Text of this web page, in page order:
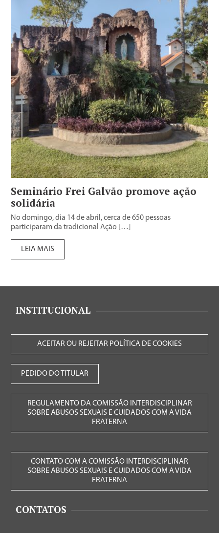
Seminário Frei Galvão promove ação
solidária
No domingo, dia 14 de abril, cerca de 650 pessoas
participaram da tradicional Ação […]
LEIA MAIS
INSTITUCIONAL
ACEITAR OU REJEITAR POLÍTICA DE COOKIES
PEDIDO DO TITULAR
REGULAMENTO DA COMISSÃO INTERDISCIPLINAR
SOBRE ABUSOS SEXUAIS E CUIDADOS COM A VIDA
FRATERNA
CONTATO COM A COMISSÃO INTERDISCIPLINAR
SOBRE ABUSOS SEXUAIS E CUIDADOS COM A VIDA
FRATERNA
CONTATOS